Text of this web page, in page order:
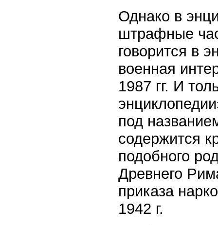
Однако в
штрафные
говорится в
военная
1987 гг. И
под
содержится
подобного
Древнего
приказа
1942 г.